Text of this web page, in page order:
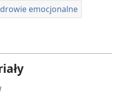
emocjonalne